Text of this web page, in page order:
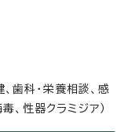
歯科・栄養相談、感
、性器クラミジア）